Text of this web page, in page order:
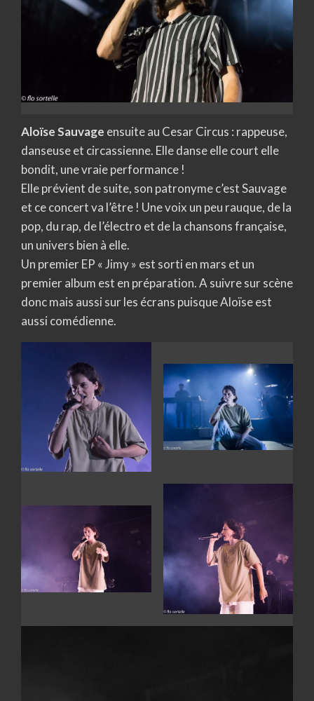
Aloïse Sauvage ensuite au Cesar Circus : rappeuse,
danseuse et circassienne. Elle danse elle court elle
bondit, une vraie performance !
Elle prévient de suite, son patronyme c’est Sauvage
et ce concert va l’être ! Une voix un peu rauque, de la
pop, du rap, de l’électro et de la chansons française,
un univers bien à elle.
Un premier EP « Jimy » est sorti en mars et un
premier album est en préparation. A suivre sur scène
donc mais aussi sur les écrans puisque Aloïse est
aussi comédienne.